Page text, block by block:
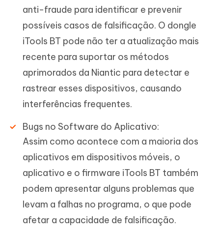
anti-fraude para identificar e prevenir
possíveis casos de falsificação. O dongle
iTools BT pode não ter a atualização mais
recente para suportar os métodos
aprimorados da Niantic para detectar e
rastrear esses dispositivos, causando
interferências frequentes.
Bugs no Software do Aplicativo:
Assim como acontece com a maioria dos
aplicativos em dispositivos móveis, o
aplicativo e o firmware iTools BT também
podem apresentar alguns problemas que
levam a falhas no programa, o que pode
afetar a capacidade de falsificação.